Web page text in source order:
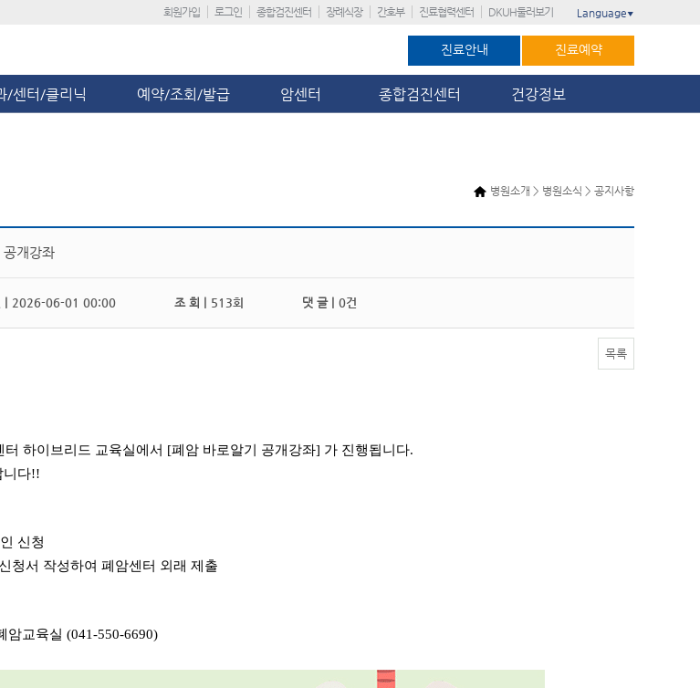
회원가입 로그인 종합검진센터 장례식장 간호부 진료협력센터 DKUH둘러보기 Language ▼
진료안내 진료예약
/센터/클리닉 예약/조회/발급 암센터 종합검진센터 건강정보
병원소개 > 병원소식 > 공지사항
개강좌
2026-06-01 00:00 조 회 | 513회 댓 글 | 0건
목록
터 하이브리드 교육실에서 [폐암 바로알기 공개강좌] 가 진행됩니다.
니다!!
신청
청서 작성하여 폐암센터 외래 제출
암교육실 (041-550-6690)